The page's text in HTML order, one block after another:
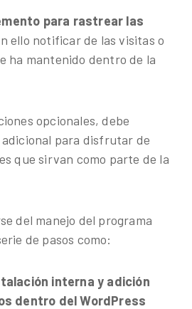
para rastrear las
ello notificar de las visitas o
ha mantenido dentro de la
opcionales, debe
para disfrutar de
que sirvan como parte de la
del manejo del programa
de pasos como:
interna y adición
dentro del WordPress